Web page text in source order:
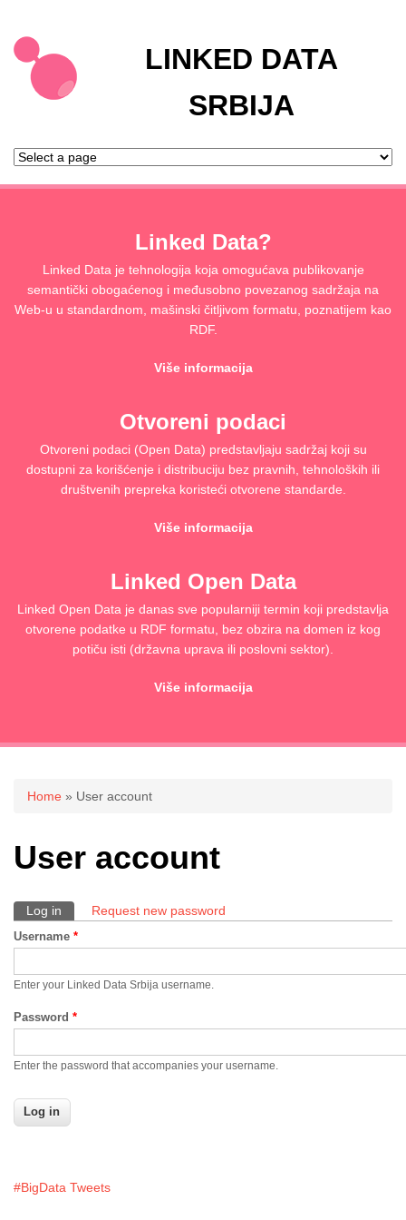
LINKED DATA
SRBIJA
Linked Data?
Linked Data je tehnologija koja omogućava publikovanje
semantički obogaćenog i međusobno povezanog sadržaja na
Web-u u standardnom, mašinski čitljivom formatu, poznatijem kao
RDF.
Više informacija
Otvoreni podaci
Otvoreni podaci (Open Data) predstavljaju sadržaj koji su
dostupni za korišćenje i distribuciju bez pravnih, tehnoloških ili
društvenih prepreka koristeći otvorene standarde.
Više informacija
Linked Open Data
Linked Open Data je danas sve popularniji termin koji predstavlja
otvorene podatke u RDF formatu, bez obzira na domen iz kog
potiču isti (državna uprava ili poslovni sektor).
Više informacija
You are here
Home » User account
User account
Primary tabs
Log in (active tab)
Request new password
Username *
Enter your Linked Data Srbija username.
Password *
Enter the password that accompanies your username.
#BigData Tweets